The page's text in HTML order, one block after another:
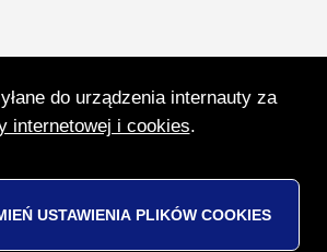
do urządzenia internauty za
internetowej i cookies.
USTAWIENIA PLIKÓW COOKIES
Menu
dostępnościMapa strony